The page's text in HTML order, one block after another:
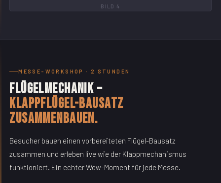
BILD 4
MESSE-WORKSHOP · 2 STUNDEN
Flügelmechanik –
Klappflügel-Bausatz
zusammenbauen.
Besucher bauen einen vorbereiteten Flügel-Bausatz
zusammen und erleben live wie der Klappmechanismus
funktioniert. Ein echter Wow-Moment für jede Messe.